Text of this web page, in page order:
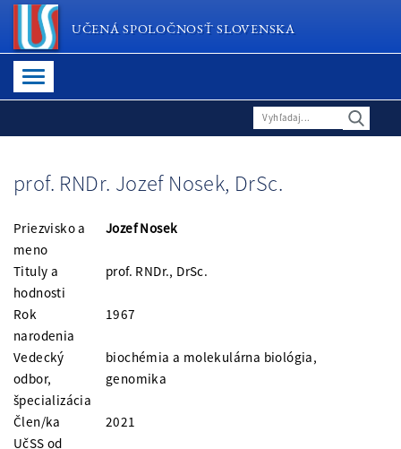
UČENÁ SPOLOČNOSŤ SLOVENSKA
prof. RNDr. Jozef Nosek, DrSc.
Priezvisko a
meno
Jozef Nosek
Tituly a
hodnosti
prof. RNDr., DrSc.
Rok
narodenia
1967
Vedecký
odbor,
špecializácia
biochémia a molekulárna biológia,
genomika
Člen/ka
UčSS od
2021